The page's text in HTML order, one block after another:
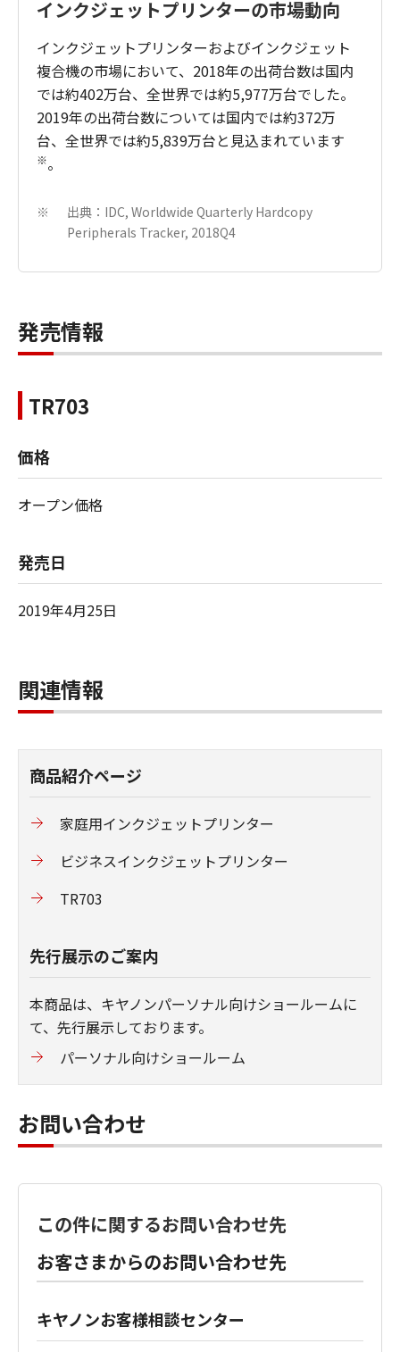
インクジェットプリンターの市場動向
インクジェットプリンターおよびインクジェット
複合機の市場において、2018年の出荷台数は国内
では約402万台、全世界では約5,977万台でした。
2019年の出荷台数については国内では約372万
台、全世界では約5,839万台と見込まれています
※。
※
出典：IDC, Worldwide Quarterly Hardcopy
Peripherals Tracker, 2018Q4
発売情報
TR703
価格
オープン価格
発売日
2019年4月25日
関連情報
商品紹介ページ
家庭用インクジェットプリンター
ビジネスインクジェットプリンター
TR703
先行展示のご案内
本商品は、キヤノンパーソナル向けショールームに
て、先行展示しております。
パーソナル向けショールーム
お問い合わせ
この件に関するお問い合わせ先
お客さまからのお問い合わせ先
キヤノンお客様相談センター